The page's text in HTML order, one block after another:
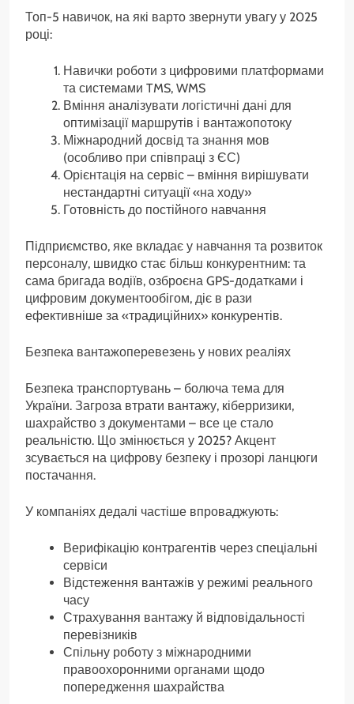
Топ-5 навичок, на які варто звернути увагу у 2025
році:
Навички роботи з цифровими платформами
та системами TMS, WMS
Вміння аналізувати логістичні дані для
оптимізації маршрутів і вантажопотоку
Міжнародний досвід та знання мов
(особливо при співпраці з ЄС)
Орієнтація на сервіс – вміння вирішувати
нестандартні ситуації «на ходу»
Готовність до постійного навчання
Підприємство, яке вкладає у навчання та розвиток
персоналу, швидко стає більш конкурентним: та
сама бригада водіїв, озброєна GPS-додатками і
цифровим документообігом, діє в рази
ефективніше за «традиційних» конкурентів.
Безпека вантажоперевезень у нових реаліях
Безпека транспортувань – болюча тема для
України. Загроза втрати вантажу, кіберризики,
шахрайство з документами – все це стало
реальністю. Що змінюється у 2025? Акцент
зсувається на цифрову безпеку і прозорі ланцюги
постачання.
У компаніях дедалі частіше впроваджують:
Верифікацію контрагентів через спеціальні
сервіси
Відстеження вантажів у режимі реального
часу
Страхування вантажу й відповідальності
перевізників
Спільну роботу з міжнародними
правоохоронними органами щодо
попередження шахрайства